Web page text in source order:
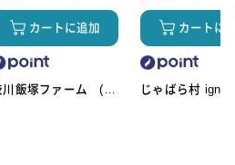
カートに追加
川飯塚ファーム (ア
カートに
じゃばら村